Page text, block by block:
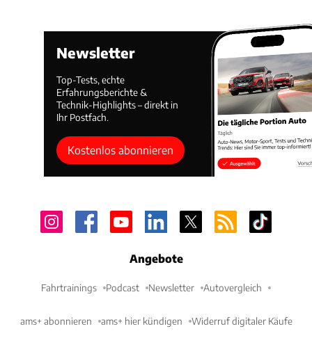
Newsletter
Top-Tests, echte
Erfahrungsberichte &
Technik-Highlights – direkt in
Ihr Postfach.
Kostenlos abonnieren
Angebote
Fahrtrainings Podcast Newsletter Autovergleich
ams+ abonnieren ams+ hier kündigen Widerruf digitaler Käufe